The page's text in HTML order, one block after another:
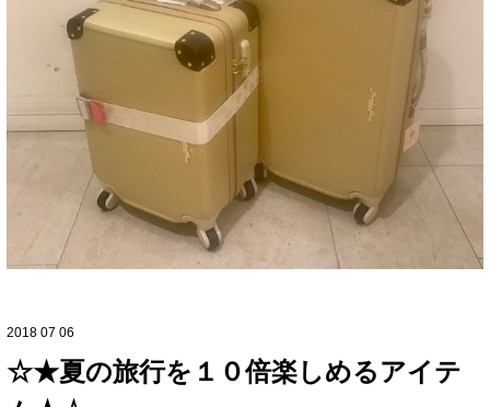
2018 07 06
☆★夏の旅行を１０倍楽しめるアイテ